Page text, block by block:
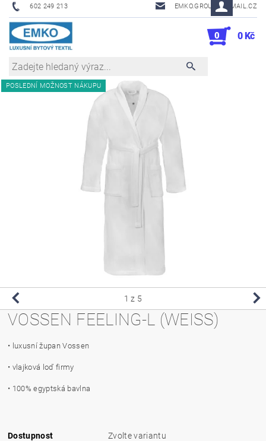
602 249 213 EMKO.GROUSL@EMAIL.CZ
0 0 Kč
POSLEDNÍ MOŽNOST NÁKUPU
1 z 5
VOSSEN FEELING-L (WEISS)
• luxusní župan Vossen
• vlajková loď firmy
• 100% egyptská bavlna
Dostupnost Zvolte variantu